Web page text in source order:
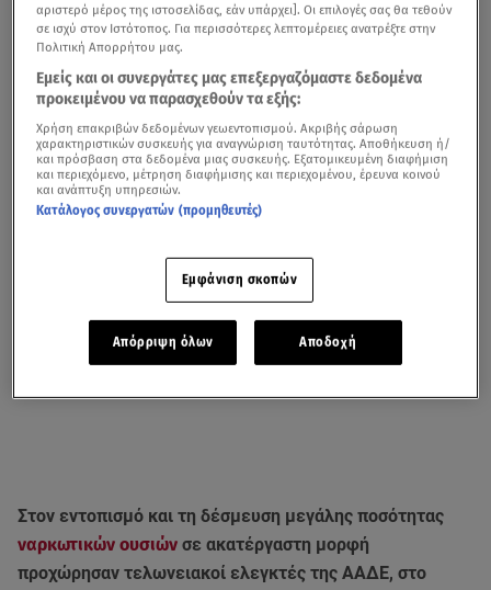
Στον εντοπισμό και τη δέσμευση μεγάλης ποσότητας
ναρκωτικών ουσιών σε ακατέργαστη μορφή
προχώρησαν τελωνειακοί ελεγκτές της ΑΑΔΕ, στο
αριστερό μέρος της ιστοσελίδας, εάν υπάρχει]. Οι επιλογές σας θα τεθούν
σε ισχύ στον Ιστότοπος. Για περισσότερες λεπτομέρειες ανατρέξτε στην
Πολιτική Απορρήτου μας.
Εμείς και οι συνεργάτες μας επεξεργαζόμαστε δεδομένα
προκειμένου να παρασχεθούν τα εξής:
Χρήση επακριβών δεδομένων γεωεντοπισμού. Ακριβής σάρωση
χαρακτηριστικών συσκευής για αναγνώριση ταυτότητας. Αποθήκευση ή/
και πρόσβαση στα δεδομένα μιας συσκευής. Εξατομικευμένη διαφήμιση
και περιεχόμενο, μέτρηση διαφήμισης και περιεχομένου, έρευνα κοινού
και ανάπτυξη υπηρεσιών.
Κατάλογος συνεργατών (προμηθευτές)
Εμφάνιση σκοπών
Απόρριψη όλων Αποδοχή